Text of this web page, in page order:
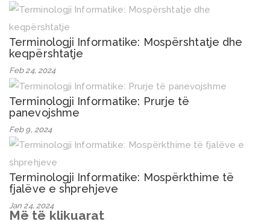
Terminologji Informatike: Mospërshtatje dhe
keqpërshtatje
Feb 24, 2024
Terminologji Informatike: Prurje të
panevojshme
Feb 9, 2024
Terminologji Informatike: Mospërkthime të
fjalëve e shprehjeve
Jan 24, 2024
Më të klikuarat